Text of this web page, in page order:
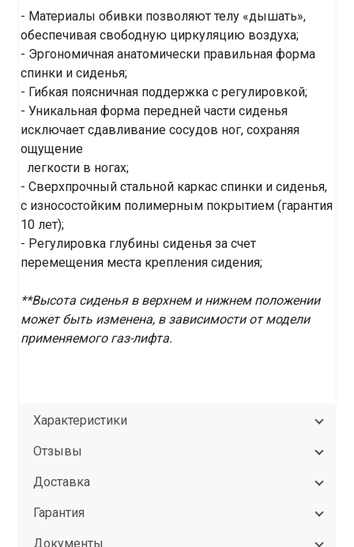
- Материалы обивки позволяют телу «дышать»,
обеспечивая свободную циркуляцию воздуха;
- Эргономичная анатомически правильная форма
спинки и сиденья;
- Гибкая поясничная поддержка с регулировкой;
- Уникальная форма передней части сиденья
исключает сдавливание сосудов ног, сохраняя
ощущение
легкости в ногах;
- Сверхпрочный стальной каркас спинки и сиденья,
с износостойким полимерным покрытием (гарантия
10 лет);
- Регулировка глубины сиденья за счет
перемещения места крепления сидения;
**Высота сиденья в верхнем и нижнем положении
может быть изменена, в зависимости от модели
применяемого газ-лифта.
Характеристики
Отзывы
Доставка
Гарантия
Документы